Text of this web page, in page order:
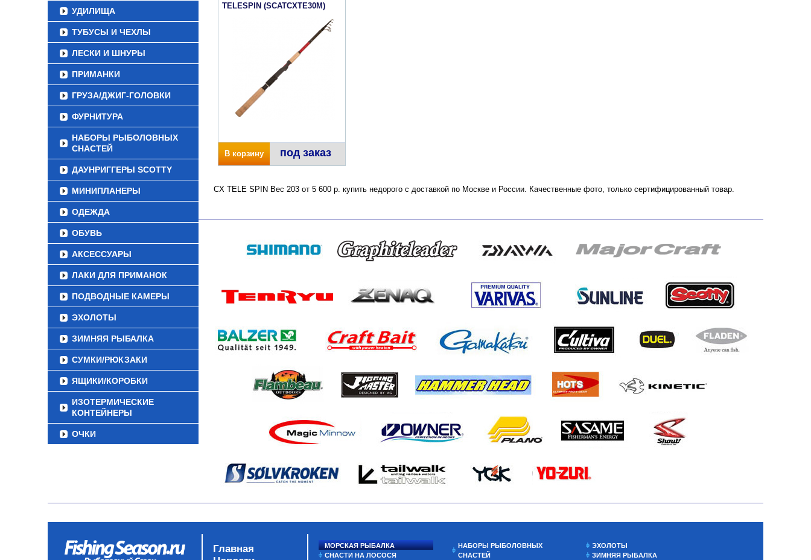
УДИЛИЩА
ТУБУСЫ И ЧЕХЛЫ
ЛЕСКИ И ШНУРЫ
ПРИМАНКИ
ГРУЗА/ДЖИГ-ГОЛОВКИ
ФУРНИТУРА
НАБОРЫ РЫБОЛОВНЫХ
СНАСТЕЙ
ДАУНРИГГЕРЫ SCOTTY
МИНИПЛАНЕРЫ
ОДЕЖДА
ОБУВЬ
АКСЕССУАРЫ
ЛАКИ ДЛЯ ПРИМАНОК
ПОДВОДНЫЕ КАМЕРЫ
ЭХОЛОТЫ
ЗИМНЯЯ РЫБАЛКА
СУМКИ/РЮКЗАКИ
ЯЩИКИ/КОРОБКИ
ИЗОТЕРМИЧЕСКИЕ
КОНТЕЙНЕРЫ
ОЧКИ
TELESPIN (SCATCXTE30M)
В корзину под заказ
CX TELE SPIN Вес 203 от 5 600 р. купить недорого с доставкой по Москве и России. Качественные фото, только сертифицированный товар.
Главная
МОРСКАЯ РЫБАЛКА
СНАСТИ НА ЛОСОСЯ
НАБОРЫ РЫБОЛОВНЫХ
СНАСТЕЙ
ЭХОЛОТЫ
ЗИМНЯЯ РЫБАЛКА